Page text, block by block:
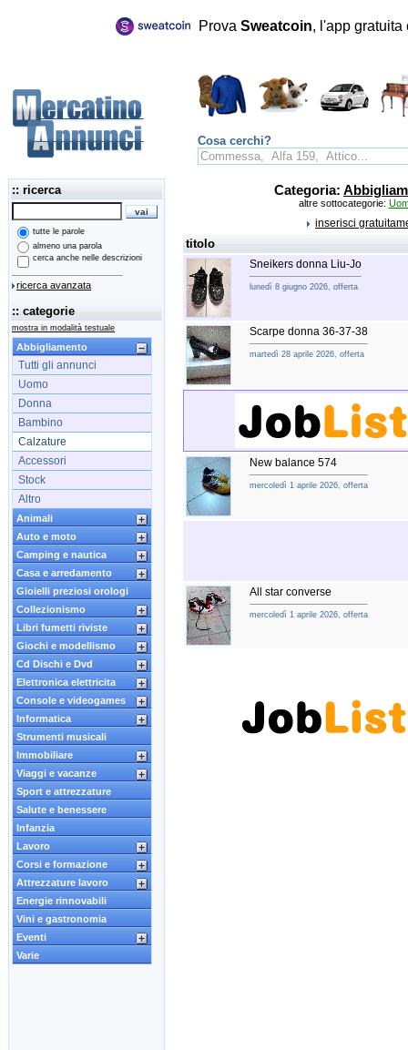
Prova Sweatcoin, l'app
Cosa cerchi?
:: ricerca
tutte le parole
almeno una parola
cerca anche nelle descrizioni
ricerca avanzata
:: categorie
mostra in modalità testuale
Abbigliamento
Tutti gli annunci
Uomo
Donna
Bambino
Calzature
Accessori
Stock
Altro
Animali
Auto e moto
Camping e nautica
Casa e arredamento
Gioielli preziosi orologi
Collezionismo
Libri fumetti riviste
Giochi e modellismo
Cd Dischi e Dvd
Elettronica elettricita
Console e videogames
Informatica
Strumenti musicali
Immobiliare
Viaggi e vacanze
Sport e attrezzature
Salute e benessere
Infanzia
Lavoro
Corsi e formazione
Attrezzature lavoro
Energie rinnovabili
Vini e gastronomia
Eventi
Varie
Categoria:
altre sottocategorie:
inserisci
titolo
Sneikers donna Liu-Jo
lunedì 8 giugno 2026, offerta
Scarpe donna 36-37-38
martedì 28 aprile 2026, offerta
New balance 574
mercoledì 1 aprile 2026, offerta
All star converse
mercoledì 1 aprile 2026, offerta